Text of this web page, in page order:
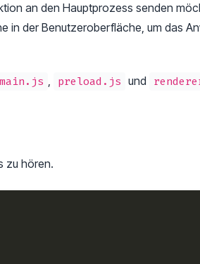
an den Hauptprozess senden
in der Benutzeroberfläche, um das
main.js , preload.js und
zu hören.